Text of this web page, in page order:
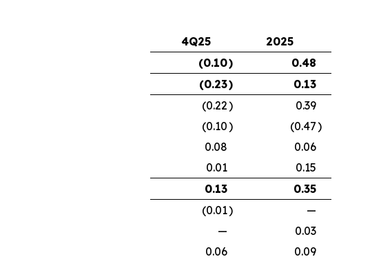
4Q25
2025
(0.10)
0.48
(0.23)
0.13
(0.22)
0.39
(0.10) (0.47)
0.08
0.06
0.01
0.15
0.13
0.35
(0.01)
—
—
0.03
0.06
0.09